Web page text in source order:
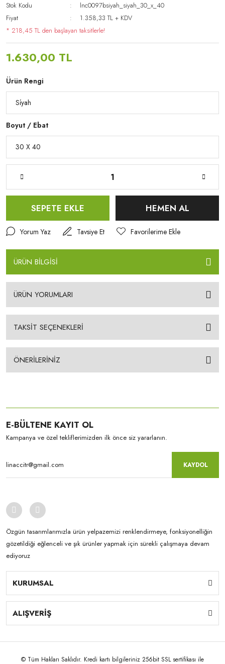
Stok Kodu
lnc0097bsiyah_siyah_30_x_40
Fiyat
1.358,33 TL + KDV
* 218,45 TL den başlayan taksitlerle!
1.630,00 TL
Ürün Rengi
Boyut / Ebat
SEPETE EKLE HEMEN AL
Yorum Yaz Tavsiye Et
ÜRÜN BİLGİSİ
ÜRÜN YORUMLARI
TAKSİT SEÇENEKLERİ
ÖNERİLERİNİZ
E-BÜLTENE KAYIT OL
Kampanya ve özel tekliflerimizden ilk önce siz yararlanın.
KAYDOL
Özgün tasarımlarımızla ürün yelpazemizi renklendirmeye, fonksiyonelliğin
gözetildiği eğlenceli ve şık ürünler yapmak için sürekli çalışmaya devam
ediyoruz
KURUMSAL
ALIŞVERİŞ
© Tüm Hakları Saklıdır. Kredi kartı bilgileriniz 256bit SSL sertifikası ile